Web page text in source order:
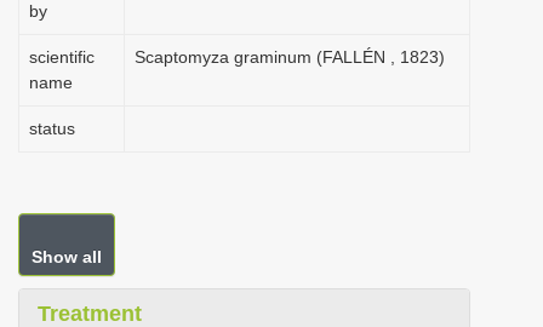
by
scientific
name
Scaptomyza graminum (FALLÉN , 1823)
status
Show all
Treatment